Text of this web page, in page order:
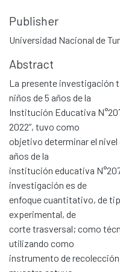
Publisher
Universidad Nacional de
Abstract
La presente investigación
niños de 5 años de la
Institución Educativa
2022”, tuvo como
objetivo determinar el nivel
años de la
institución educativa
investigación es de
enfoque cuantitativo, de
experimental, de
corte trasversal; como
utilizando como
instrumento de